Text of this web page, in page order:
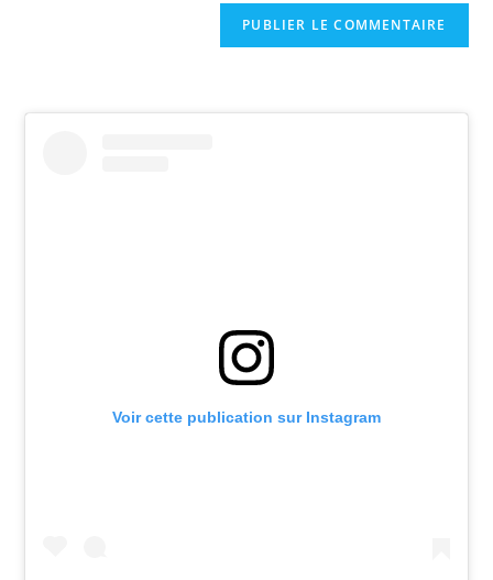
Voir cette publication sur Instagram